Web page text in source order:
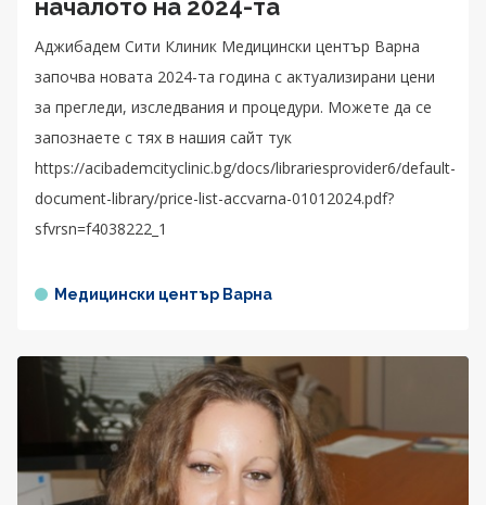
началото на 2024-та
Аджибадем Сити Клиник Медицински център Варна
започва новата 2024-та година с актуализирани цени
за прегледи, изследвания и процедури. Можете да се
запознаете с тях в нашия сайт тук
https://acibademcityclinic.bg/docs/librariesprovider6/default-
document-library/price-list-accvarna-01012024.pdf?
sfvrsn=f4038222_1
Медицински център Варна